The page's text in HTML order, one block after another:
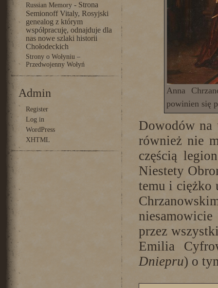
Russian Memory- Strona
Semionoff Vitaly, Rosyjski
genealog z którym
współpracuję, odnajduje dla
nas nowe szlaki historii
Chołodeckich
Strony o Wołyniu –
Przedwojenny Wołyń
Admin
Register
Log in
WordPress
XHTML
Anna
powinien się
Dowodów na
również nie
częścią
Niestety
temu i ciężko
przez
Emilia
Dniepru) o